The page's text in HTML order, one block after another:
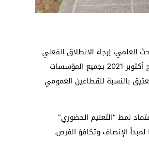
العلمي، إرجاء الانطلاق الفعلي
للدراسة برسم الموسم الدراسي 2021-2022 إلى يوم الجمعة فاتح أكتوبر 2021 بجميع المؤسسات
بالنسبة للقطاعين العمومي
نمط “التعليم الحضوري”
لمبدأ الإنصاف وتكافؤ الفرص.